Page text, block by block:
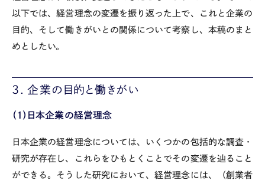
以下では、経営理念の変遷を振り返った上で、これと企業の
目的、そして働きがいとの関係について考察し、本稿のまと
めとしたい。
3．企業の目的と働きがい
（1）日本企業の経営理念
日本企業の経営理念については、いくつかの包括的な調査・
研究が存在し、これらをひもとくことでその変遷を辿ること
ができる。そうした研究において、経営理念には、（創業者